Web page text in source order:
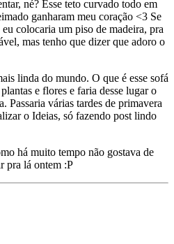
né? Esse teto curvado todo em
ganharam meu coração <3 Se
colocaria um piso de madeira, pra
mas tenho que dizer que adoro o
linda do mundo. O que é esse sofá
e flores e faria desse lugar o
Passaria várias tardes de primavera
o Ideias, só fazendo post lindo
há muito tempo não gostava de
pra lá ontem :P